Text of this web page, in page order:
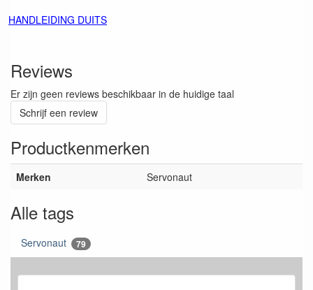
HANDLEIDING DUITS
Reviews
Er zijn geen reviews beschikbaar in de huidige taal
Schrijf een review
Productkenmerken
Merken Servonaut
Alle tags
Servonaut 79